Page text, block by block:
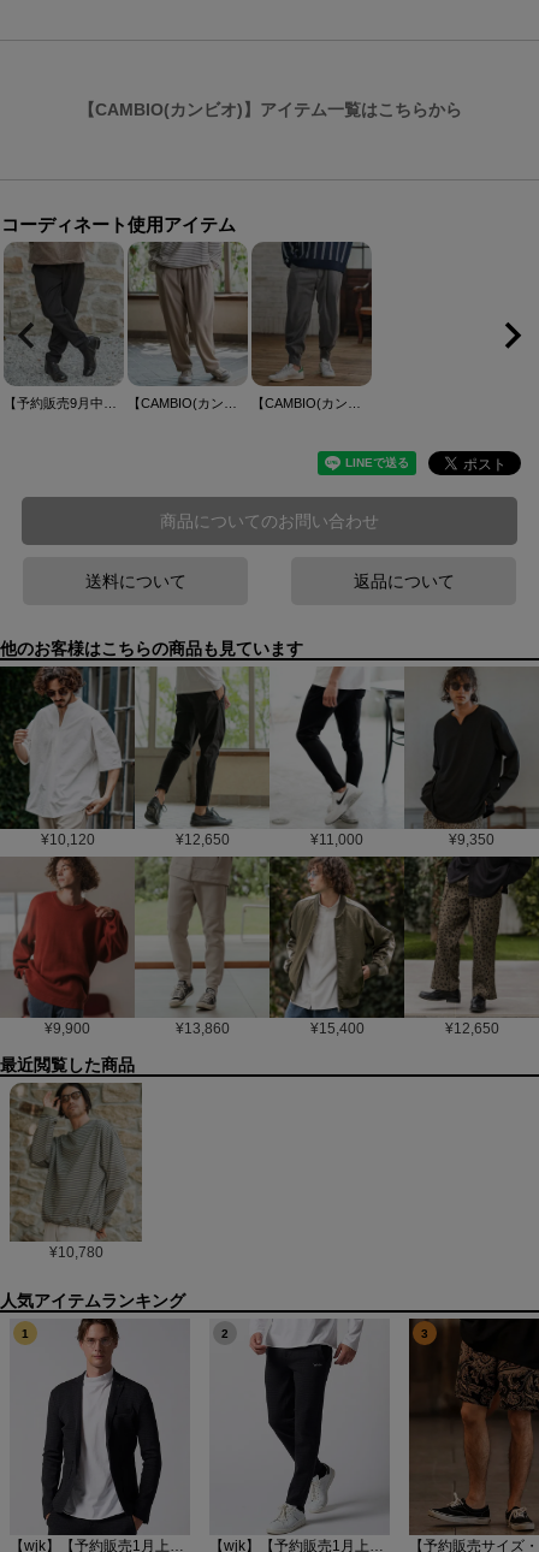
【CAMBIO(カンビオ)】アイテム一覧はこちらから
コーディネート使用アイテム
商品についてのお問い合わせ
送料について 返品について
他のお客様はこちらの商品も見ています
¥10,120 ¥12,650 ¥11,000 ¥9,350
¥9,900 ¥13,860 ¥15,400 ¥12,650
最近閲覧した商品
¥10,780
1
【wjk】【予約販売1月上旬～中旬入荷】function knit jacket(jacquard check) ニットジャケット(207 mw08j)
2
【wjk】【予約販売1月上旬～中旬入荷】function knit easy slacks(jacquard check) ニットイージーパンツ(504 mw08j)
3